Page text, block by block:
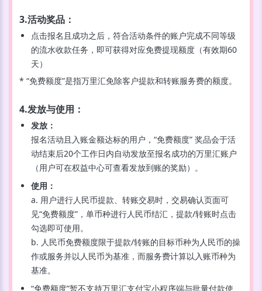
3.活动奖品 ：
点击报名且成功之后，符合活动条件的账户完成不同等级
的流水收款任务，即可获得对应免费提现额度（有效期60
天）
* “免费额度”是指万里汇免除客户提款和转账服务费的额度。
4.发放与使用 ：
发放：
报名活动且入账金额达标的用户，“免费额度” 奖品会于活
动结束后20个工作日内自动发放至报名成功的万里汇账户
（用户可在权益中心可查看发放到账的奖励）。
使用：
a. 用户进行人民币提款、转账交易时，交易确认页面可
见“免费额度”，单币种进行人民币结汇，提款/转账时点击
勾选即可使用。
b. 人民币免费额度限于提款/转账的目标币种为人民币的操
作或服务并以人民币为基准，而服务费计算以入账币种为
基准。
“免费额度”暂不支持万里汇支付宝小程序端与批量付款使